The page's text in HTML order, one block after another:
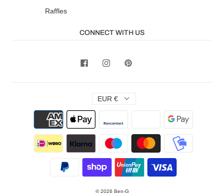
Raffles
CONNECT WITH US
© 2026 Ben-G
EUR €